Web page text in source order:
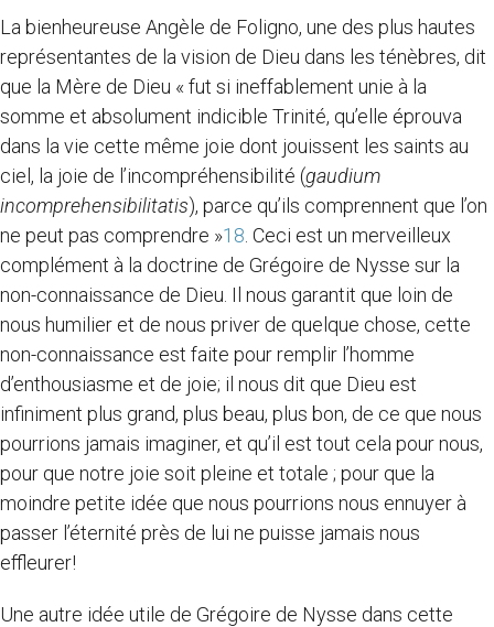
La bienheureuse Angèle de Foligno, une des plus hautes
représentantes de la vision de Dieu dans les ténèbres, dit
que la Mère de Dieu « fut si ineffablement unie à la
somme et absolument indicible Trinité, qu’elle éprouva
dans la vie cette même joie dont jouissent les saints au
ciel, la joie de l’incompréhensibilité (gaudium
incomprehensibilitatis), parce qu’ils comprennent que l’on
ne peut pas comprendre »18 . Ceci est un merveilleux
complément à la doctrine de Grégoire de Nysse sur la
non-connaissance de Dieu. Il nous garantit que loin de
nous humilier et de nous priver de quelque chose, cette
non-connaissance est faite pour remplir l’homme
d’enthousiasme et de joie; il nous dit que Dieu est
infiniment plus grand, plus beau, plus bon, de ce que nous
pourrions jamais imaginer, et qu’il est tout cela pour nous,
pour que notre joie soit pleine et totale ; pour que la
moindre petite idée que nous pourrions nous ennuyer à
passer l’éternité près de lui ne puisse jamais nous
effleurer!
Une autre idée utile de Grégoire de Nysse dans cette